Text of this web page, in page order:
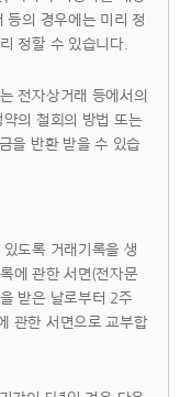
등의 경우에는 미리 정
정할 수 있습니다.
전자상거래 등에서의
의 철회의 방법 또는
을 반환 받을 수 있습
도록 거래기록을 생
에 관한 서면(전자문
받은 날로부터 2주
관한 서면으로 교부합